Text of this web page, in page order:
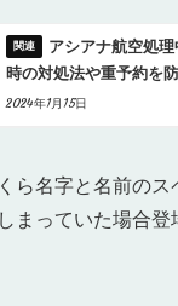
アシアナ航空処
時の対処法や重予約を
2024年1月15日
ら名字と名前の
まっていた場合登